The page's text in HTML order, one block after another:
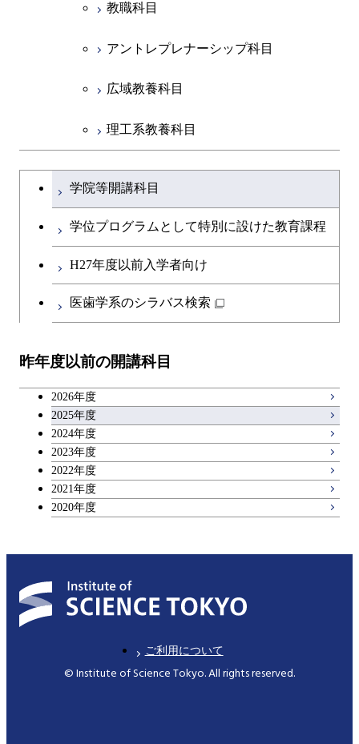
教職科目
アントレプレナーシップ科目
広域教養科目
理工系教養科目
学士課程を切り替える
学院等開講科目
学位プログラムとして特別に設けた教育課程
H27年度以前入学者向け
医歯学系のシラバス検索
昨年度以前の開講科目
2026年度
2025年度
2024年度
2023年度
2022年度
2021年度
2020年度
ご利用について
© Institute of Science Tokyo. All rights reserved.